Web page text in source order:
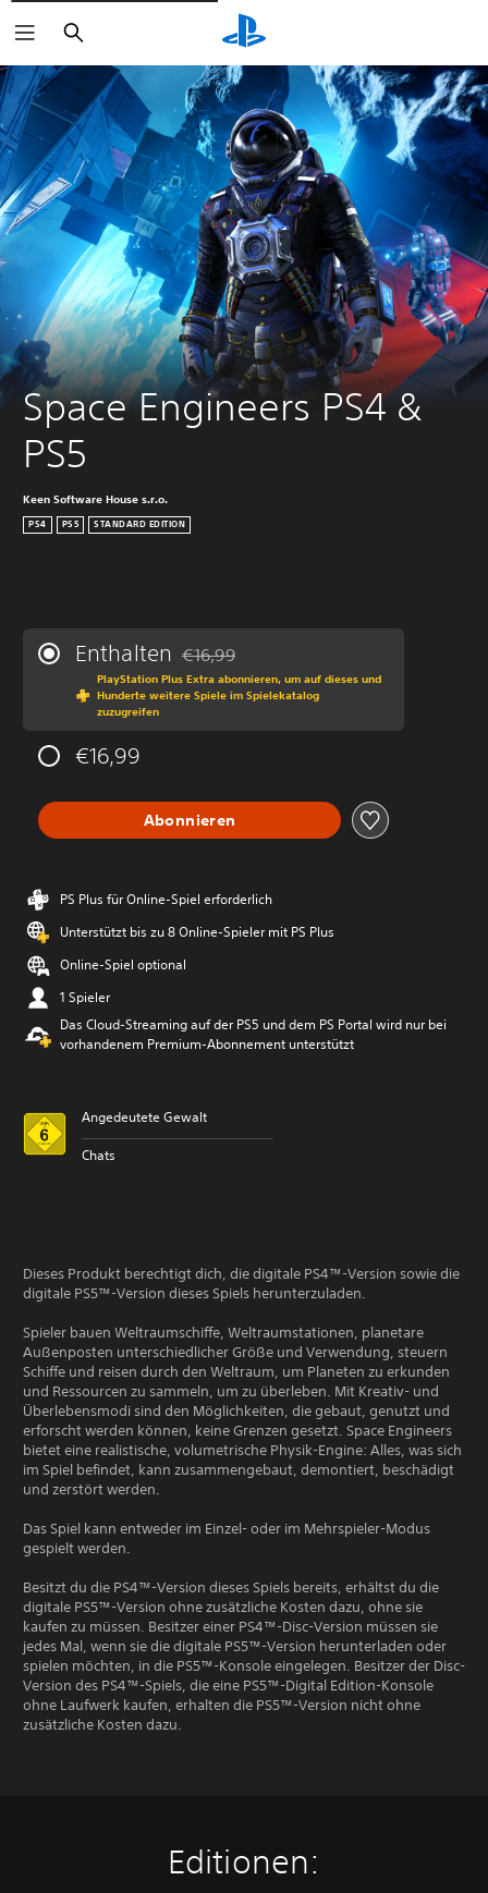
Suchen
Space Engineers PS4 &
PS5
Keen Software House s.r.o.
PS4 PS5 STANDARD EDITION
Enthalten Preisnachlass gegenüber dem
€16,99
PlayStation Plus Extra abonnieren, um auf dieses und
Hunderte weitere Spiele im Spielekatalog
zuzugreifen
€16,99
Abonnieren
PS Plus für Online-Spiel erforderlich
Unterstützt bis zu 8 Online-Spieler mit PS Plus
Online-Spiel optional
1 Spieler
Das Cloud-Streaming auf der PS5 und dem PS Portal wird nur bei
vorhandenem Premium-Abonnement unterstützt
Angedeutete Gewalt
Chats
Dieses Produkt berechtigt dich, die digitale PS4™-Version sowie die
digitale PS5™-Version dieses Spiels herunterzuladen.
Spieler bauen Weltraumschiffe, Weltraumstationen, planetare
Außenposten unterschiedlicher Größe und Verwendung, steuern
Schiffe und reisen durch den Weltraum, um Planeten zu erkunden
und Ressourcen zu sammeln, um zu überleben. Mit Kreativ- und
Überlebensmodi sind den Möglichkeiten, die gebaut, genutzt und
erforscht werden können, keine Grenzen gesetzt. Space Engineers
bietet eine realistische, volumetrische Physik-Engine: Alles, was sich
im Spiel befindet, kann zusammengebaut, demontiert, beschädigt
und zerstört werden.
Das Spiel kann entweder im Einzel- oder im Mehrspieler-Modus
gespielt werden.
Besitzt du die PS4™-Version dieses Spiels bereits, erhältst du die
digitale PS5™-Version ohne zusätzliche Kosten dazu, ohne sie
kaufen zu müssen. Besitzer einer PS4™-Disc-Version müssen sie
jedes Mal, wenn sie die digitale PS5™-Version herunterladen oder
spielen möchten, in die PS5™-Konsole eingelegen. Besitzer der Disc-
Version des PS4™-Spiels, die eine PS5™-Digital Edition-Konsole
ohne Laufwerk kaufen, erhalten die PS5™-Version nicht ohne
zusätzliche Kosten dazu.
Editionen: